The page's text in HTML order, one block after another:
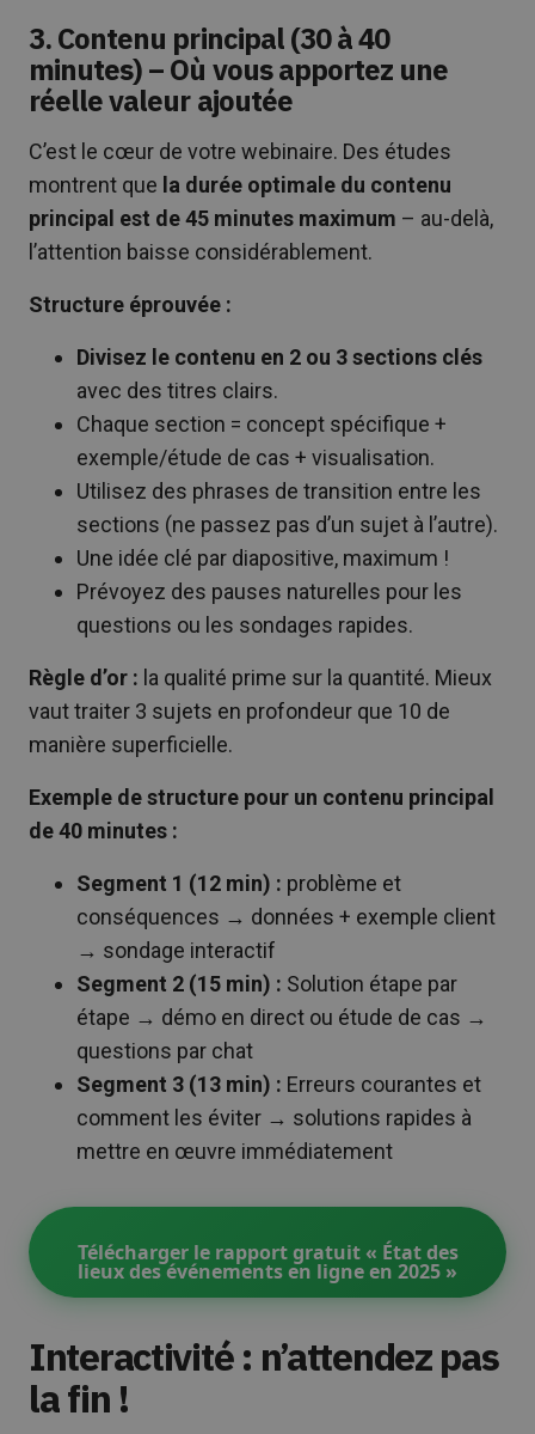
3. Contenu principal (30 à 40
minutes) – Où vous apportez une
réelle valeur ajoutée
C’est le cœur de votre webinaire. Des études
montrent que la durée optimale du contenu
principal est de 45 minutes maximum – au-delà,
l’attention baisse considérablement.
Structure éprouvée :
Divisez le contenu en 2 ou 3 sections clés
avec des titres clairs.
Chaque section = concept spécifique +
exemple/étude de cas + visualisation.
Utilisez des phrases de transition entre les
sections (ne passez pas d’un sujet à l’autre).
Une idée clé par diapositive, maximum !
Prévoyez des pauses naturelles pour les
questions ou les sondages rapides.
Règle d’or : la qualité prime sur la quantité. Mieux
vaut traiter 3 sujets en profondeur que 10 de
manière superficielle.
Exemple de structure pour un contenu principal
de 40 minutes :
Segment 1 (12 min) : problème et
conséquences → données + exemple client
→ sondage interactif
Segment 2 (15 min) : Solution étape par
étape → démo en direct ou étude de cas →
questions par chat
Segment 3 (13 min) : Erreurs courantes et
comment les éviter → solutions rapides à
mettre en œuvre immédiatement
Télécharger le rapport gratuit « État des
lieux des événements en ligne en 2025 »
Interactivité : n’attendez pas
la fin !